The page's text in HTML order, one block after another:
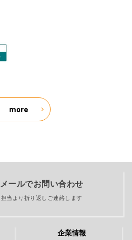
more
メールでお問い合わせ
担当より折り返しご連絡します
企業情報